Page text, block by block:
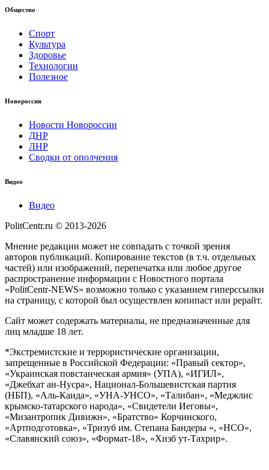
Общество
Спорт
Культура
Здоровье
Технологии
Полезное
Новороссия
Новости Новороссии
ДНР
ЛНР
Сводки от ополчения
Видео
Видео
PolitCentr.ru © 2013-2026
Мнение редакции может не совпадать с точкой зрения
авторов публикаций. Копирование текстов (в т.ч. отдельных
частей) или изображений, перепечатка или любое другое
распространение информации с Новостного портала
«PolitCentr-NEWS» возможно только с указанием гиперссылки
на страницу, с которой был осуществлен копипаст или рерайт.
Сайт может содержать материалы, не предназначенные для
лиц младше 18 лет.
*Экстремистские и террористические организации,
запрещенные в Российской Федерации: «Правый сектор»,
«Украинская повстанческая армия» (УПА), «ИГИЛ»,
«Джебхат ан-Нусра», Национал-Большевистская партия
(НБП), «Аль-Каида», «УНА-УНСО», «Талибан», «Меджлис
крымско-татарского народа», «Свидетели Иеговы»,
«Мизантропик Дивижн», «Братство» Корчинского,
«Артподготовка», «Тризуб им. Степана Бандеры », «НСО»,
«Славянский союз», «Формат-18», «Хизб ут-Тахрир».